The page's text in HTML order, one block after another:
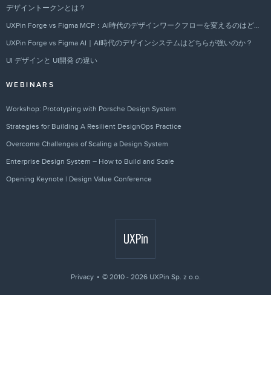
デザイントークンとは？
UXPin Forge vs Figma MCP：AI時代のデザインワークフローを変えるのはどちらか？
UXPin Forge vs Figma AI｜AI時代のデザインシステムはどちらが強いのか？
UI デザインと UI開発 の違い
WEBINARS
Workshop: Prototyping with Porsche Design System
Strategies for Building A Resilient DesignOps Practice
Overcome Challenges of Scaling a Design System
Enterprise Design System – How to Build and Scale
Opening Keynote | Design Value Conference
Privacy © 2010 - 2026 UXPin Sp. z o.o.